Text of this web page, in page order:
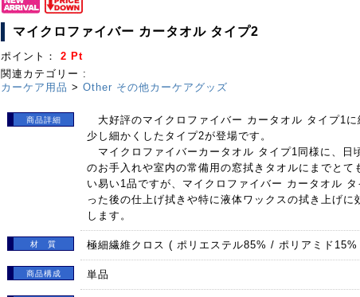
マイクロファイバー カータオル タイプ2
ポイント： 2 Pt
関連カテゴリー :
カーケア用品 > Other その他カーケアグッズ
商品詳細
大好評のマイクロファイバー カータオル タイプ1に
少し細かくしたタイプ2が登場です。
マイクロファイバーカータオル タイプ1同様に、日
のお手入れや室内の常備用の窓拭きタオルにまでとて
い易い1品ですが、マイクロファイバー カータオル タ
った後の仕上げ拭きや特に液体ワックスの拭き上げに
します。
材 質 極細繊維クロス ( ポリエステル85% / ポリアミド15%
商品構成 単品